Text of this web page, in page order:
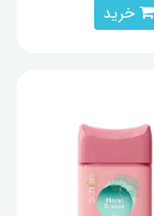
خرید